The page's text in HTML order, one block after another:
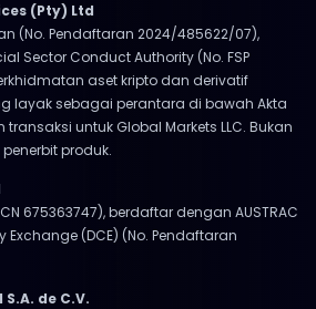
(Pty) Ltd
(No. Pendaftaran 2024/485622/07),
Sector Conduct Authority (No. FSP
aset kripto dan derivatif
layak sebagai perantara di bawah Akta
untuk Global Markets LLC. Bukan
produk.
675363747), berdaftar dengan AUSTRAC
(DCE) (No. Pendaftaran
de C.V.